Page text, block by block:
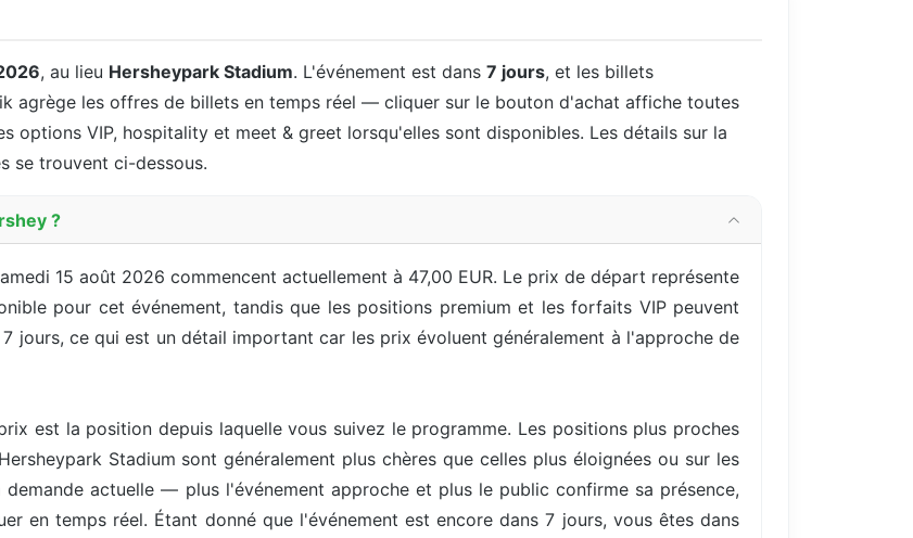
, au lieu Hersheypark Stadium. L'événement est dans 7 jours, et les billets
agrège les offres de billets en temps réel — cliquer sur le bouton d'achat affiche toutes
options VIP, hospitality et meet & greet lorsqu'elles sont disponibles. Les détails sur la
se trouvent ci-dessous.
?
15 août 2026 commencent actuellement à 47,00 EUR. Le prix de départ représente
pour cet événement, tandis que les positions premium et les forfaits VIP peuvent
jours, ce qui est un détail important car les prix évoluent généralement à l'approche de
est la position depuis laquelle vous suivez le programme. Les positions plus proches
Stadium sont généralement plus chères que celles plus éloignées ou sur les
actuelle — plus l'événement approche et plus le public confirme sa présence,
en temps réel. Étant donné que l'événement est encore dans 7 jours, vous êtes dans